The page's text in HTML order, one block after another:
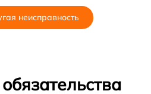
неисправность